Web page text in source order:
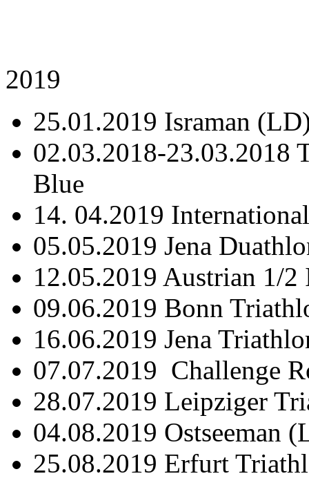
2019
25.01.2019 Israman
02.03.2018-23.03.2018
Blue
14. 04.2019
05.05.2019 Jena
12.05.2019 Austrian 1/
09.06.2019 Bonn
16.06.2019 Jena
07.07.2019 Challenge
28.07.2019 Leipziger
04.08.2019 Ostseeman
25.08.2019 Erfurt